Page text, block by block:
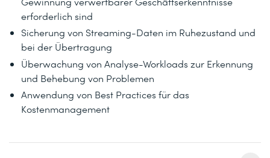
erforderlich sind
Sicherung von Streaming-Daten im Ruhezustand und
bei der Übertragung
Überwachung von Analyse-Workloads zur Erkennung
und Behebung von Problemen
Anwendung von Best Practices für das
Kostenmanagement